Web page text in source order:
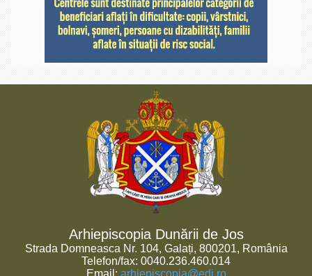
Arhiepiscopia Dunării de Jos
Strada Domneasca Nr. 104, Galați, 800201, România
Telefon/fax: 0040.236.460.014
Email: arhiepiscopia@edj.ro